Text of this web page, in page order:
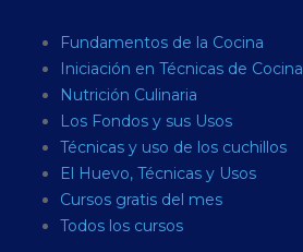
Fundamentos de la Cocina
Iniciación en Técnicas de Cocina
Nutrición Culinaria
Los Fondos y sus Usos
Técnicas y uso de los cuchillos
El Huevo, Técnicas y Usos
Cursos gratis del mes
Todos los cursos